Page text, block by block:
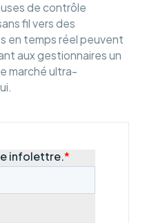
de contrôle
fil vers des
en temps réel peuvent
aux gestionnaires un
marché ultra-